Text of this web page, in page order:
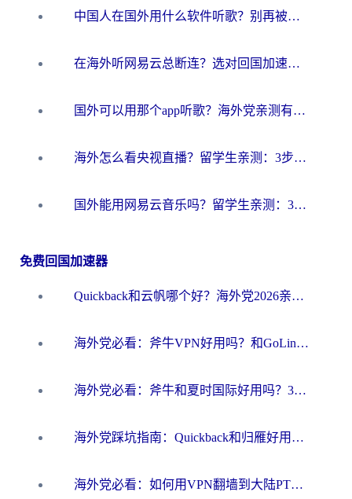
中国人在国外用什么软件听歌？别再被地域限制卡脖子，这篇教你轻松解锁国内音乐库
在海外听网易云总断连？选对回国加速器，告别地区限制和卡顿
国外可以用那个app听歌？海外党亲测有效的回国加速方案，轻松听国内音乐听书
海外怎么看央视直播？留学生亲测：3步解决版权限制+追剧自由
国外能用网易云音乐吗？留学生亲测：3步解决海外听歌难题
免费回国加速器
Quickback和云帆哪个好？海外党2026亲测指南：选对加速器大陆工具，无缝刷国内剧玩国服
海外党必看：斧牛VPN好用吗？和GoLinkVPN对比哪个回国效果更好？
海外党必看：斧牛和夏时国际好用吗？3步选对回国加速器，无缝刷国内资源
海外党踩坑指南：Quickback和归雁好用吗？选对加速器才能无缝刷国内资源
海外党必看：如何用VPN翻墙到大陆PTT？一篇解决你所有回国加速痛点